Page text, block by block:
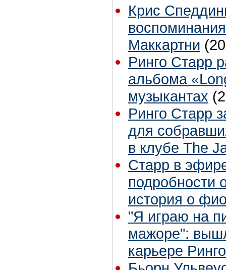
Крис
Маккартни
Ринго Старр
альбома
музыкантах
Ринго Старр
для
в клубе The
Старр в
подробности
история о
"Я играю на
мажоре":
карьере